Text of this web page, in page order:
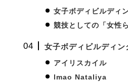
女子ボディビルディ
競技としての「女性
女子ボディビルディン
アイリスカイル
lmao Nataliya